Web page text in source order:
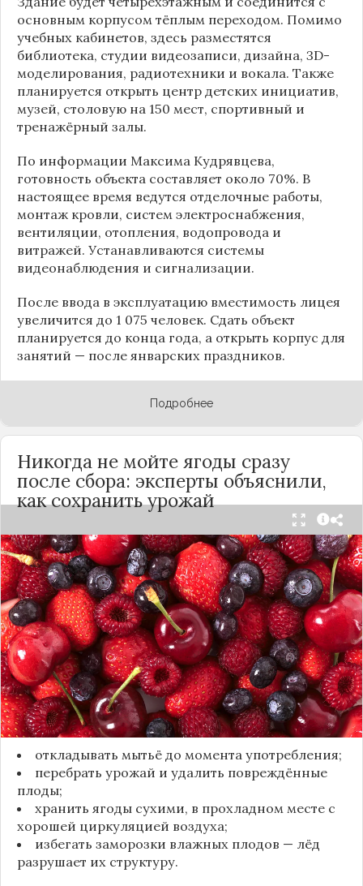
основным корпусом тёплым переходом. Помимо
учебных кабинетов, здесь разместятся
библиотека, студии видеозаписи, дизайна, 3D-
моделирования, радиотехники и вокала. Также
планируется открыть центр детских инициатив,
музей, столовую на 150 мест, спортивный и
тренажёрный залы.
По информации Максима Кудрявцева,
готовность объекта составляет около 70%. В
настоящее время ведутся отделочные работы,
монтаж кровли, систем электроснабжения,
вентиляции, отопления, водопровода и
витражей. Устанавливаются системы
видеонаблюдения и сигнализации.
После ввода в эксплуатацию вместимость лицея
увеличится до 1 075 человек. Сдать объект
планируется до конца года, а открыть корпус для
занятий — после январских праздников.
Подробнее
Никогда не мойте ягоды сразу
после сбора: эксперты объяснили,
как сохранить урожай
Мытьё ягод сразу после сбора может обернуться
полной потерей урожая. Как отмечает канал
«Сделай сам», на поверхности плодов есть
естественный восковой налёт, который играет
роль природного барьера. Он защищает ягоды
от пересыхания, бактерий и плесени. При
смывании этого слоя плоды быстро начинают
темнеть, покрываться налётом и терять вкус.
Чтобы ягоды сохранили свежесть, специалисты
рекомендуют:
откладывать мытьё до момента употребления;
перебрать урожай и удалить повреждённые
плоды;
хранить ягоды сухими, в прохладном месте с
хорошей циркуляцией воздуха;
избегать заморозки влажных плодов — лёд
разрушает их структуру.